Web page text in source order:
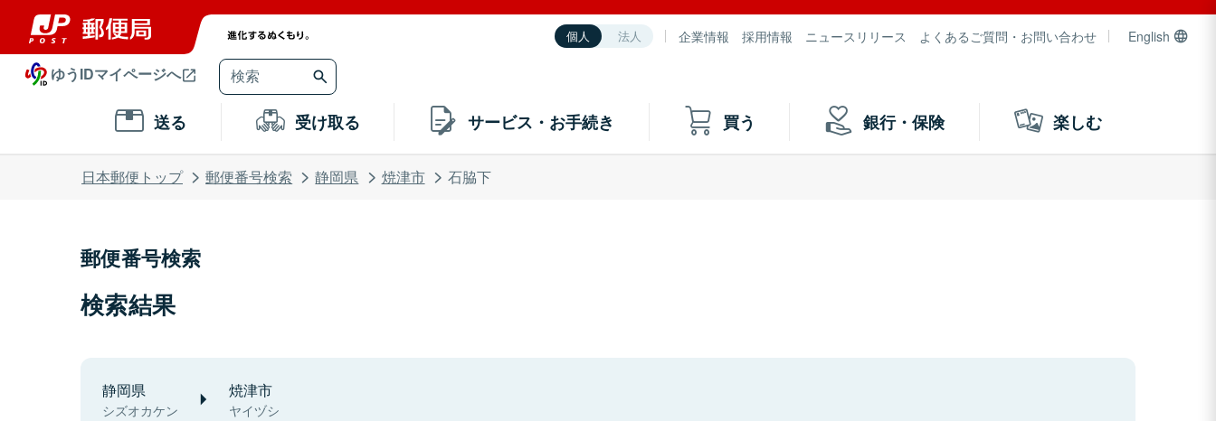
個人 法人 企業情報 採用情報 ニュースリリース よくあるご質問・お問い合わせ English
ゆうIDマイページへ
送る 受け取る サービス・お手続き 買う 銀行・保険 楽しむ
日本郵便トップ 郵便番号検索 静岡県 焼津市 石脇下
郵便番号検索
検索結果
静岡県
シズオカケン
焼津市
ヤイヅシ